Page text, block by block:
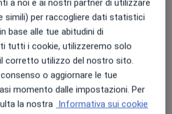
/ Androteam Medical
Proctologo·Altro
a noi e ai nostri partner di utilizzare
simili) per raccogliere dati statistici
base alle tue abitudini di
tutti i cookie, utilizzeremo solo
corretto utilizzo del nostro sito.
o aggiornare le tue
momento dalle impostazioni. Per
la nostra Informativa sui cookie